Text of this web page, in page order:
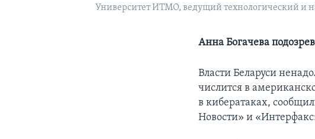
Университет ИТМО, ведущий технологический и
Анна Богачева
Власти Беларуси
числится в
в кибератаках,
Новости» и